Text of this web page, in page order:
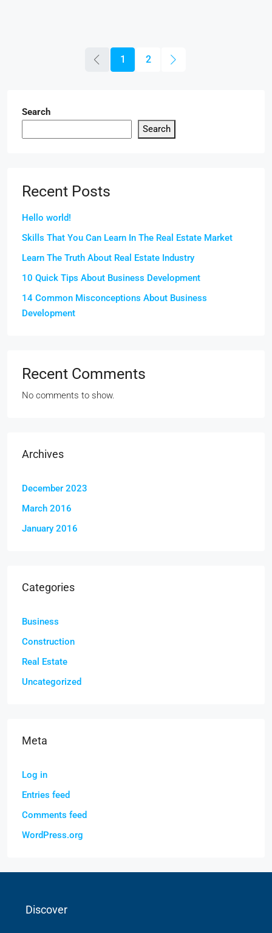
1 2
Search
Search
Recent Posts
Hello world!
Skills That You Can Learn In The Real Estate Market
Learn The Truth About Real Estate Industry
10 Quick Tips About Business Development
14 Common Misconceptions About Business
Development
Recent Comments
No comments to show.
Archives
December 2023
March 2016
January 2016
Categories
Business
Construction
Real Estate
Uncategorized
Meta
Log in
Entries feed
Comments feed
WordPress.org
Discover